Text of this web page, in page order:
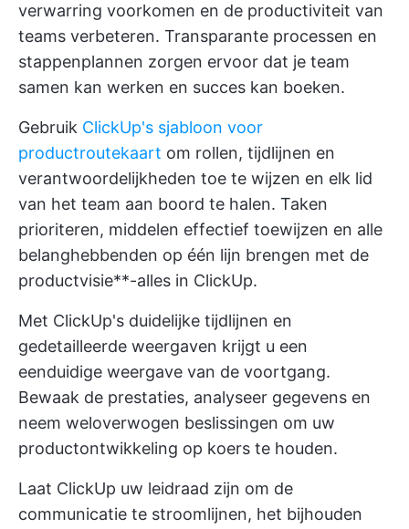
verwarring voorkomen en de productiviteit van
teams verbeteren. Transparante processen en
stappenplannen zorgen ervoor dat je team
samen kan werken en succes kan boeken.
Gebruik ClickUp's sjabloon voor
productroutekaart om rollen, tijdlijnen en
verantwoordelijkheden toe te wijzen en elk lid
van het team aan boord te halen. Taken
prioriteren, middelen effectief toewijzen en alle
belanghebbenden op één lijn brengen met de
productvisie**-alles in ClickUp.
Met ClickUp's duidelijke tijdlijnen en
gedetailleerde weergaven krijgt u een
eenduidige weergave van de voortgang.
Bewaak de prestaties, analyseer gegevens en
neem weloverwogen beslissingen om uw
productontwikkeling op koers te houden.
Laat ClickUp uw leidraad zijn om de
communicatie te stroomlijnen, het bijhouden